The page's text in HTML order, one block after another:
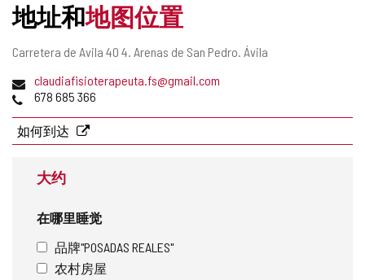
地址和地图位置
邮
地
址
Carretera de Avila 40 4. Arenas de San Pedro. Ávila
电
子
件
地
claudiafisioterapeuta.fs@gmail.com
电
678 685 366
如何到达
大约
在哪里睡觉
品牌"POSADAS REALES"
农村房屋